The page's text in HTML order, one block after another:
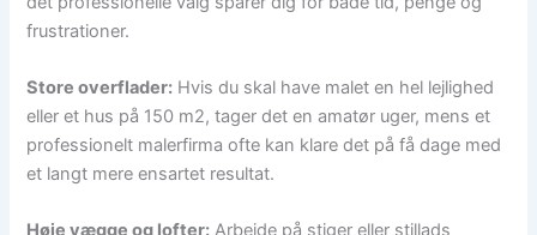
frustrationer.
Store overflader: Hvis du skal have malet en hel lejlighed
eller et hus på 150 m2, tager det en amatør uger, mens et
professionelt malerfirma ofte kan klare det på få dage med
et langt mere ensartet resultat.